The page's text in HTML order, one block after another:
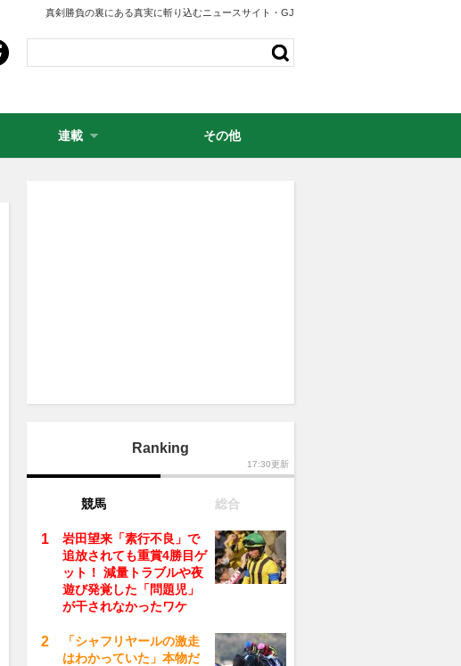
真剣勝負の裏にある真実に斬り込むニュースサイト・GJ
Ranking
17:30更新
競馬 総合
岩田望来「素行不良」で
追放されても重賞4勝目ゲ
ット！ 減量トラブルや夜
遊び発覚した「問題児」
が干されなかったワケ
「シャフリヤールの激走
はわかっていた」本物だ
連載 その他